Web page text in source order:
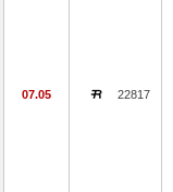
07.05 22817